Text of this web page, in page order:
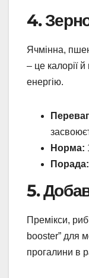
4.
Ячмінна,
– це калорії
енергію.
Норма:
Порада:
5.
Премікси,
booster” для
прогалини в